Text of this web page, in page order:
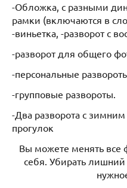
-Обложка, с разными
рамки (включаются в
-виньетка, -разворот с
-разворот для общего
-персональные
-групповые развороты.
-Два разворота с
прогулок
Вы можете менять все
себя. Убирать лишний